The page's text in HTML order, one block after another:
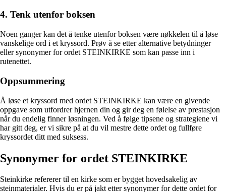
4. Tenk utenfor boksen
Noen ganger kan det å tenke utenfor boksen være nøkkelen til å løse
vanskelige ord i et kryssord. Prøv å se etter alternative betydninger
eller synonymer for ordet STEINKIRKE som kan passe inn i
rutenettet.
Oppsummering
Å løse et kryssord med ordet STEINKIRKE kan være en givende
oppgave som utfordrer hjernen din og gir deg en følelse av prestasjon
når du endelig finner løsningen. Ved å følge tipsene og strategiene vi
har gitt deg, er vi sikre på at du vil mestre dette ordet og fullføre
kryssordet ditt med suksess.
Synonymer for ordet STEINKIRKE
Steinkirke refererer til en kirke som er bygget hovedsakelig av
steinmaterialer. Hvis du er på jakt etter synonymer for dette ordet for